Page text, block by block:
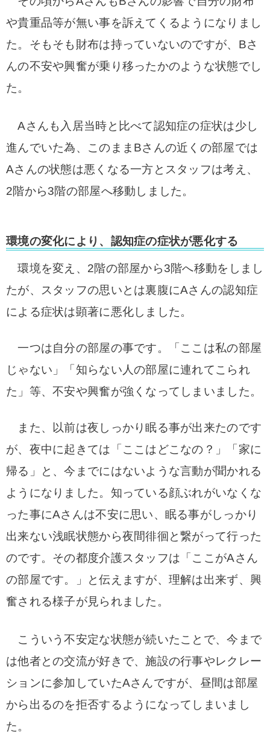
や貴重品等が無い事を訴えてくるようになりまし
た。そもそも財布は持っていないのですが、Bさ
んの不安や興奮が乗り移ったかのような状態でし
た。
Aさんも入居当時と比べて認知症の症状は少し
進んでいた為、このままBさんの近くの部屋では
Aさんの状態は悪くなる一方とスタッフは考え、
2階から3階の部屋へ移動しました。
環境の変化により、認知症の症状が悪化する
環境を変え、2階の部屋から3階へ移動をしまし
たが、スタッフの思いとは裏腹にAさんの認知症
による症状は顕著に悪化しました。
一つは自分の部屋の事です。「ここは私の部屋
じゃない」「知らない人の部屋に連れてこられ
た」等、不安や興奮が強くなってしまいました。
また、以前は夜しっかり眠る事が出来たのです
が、夜中に起きては「ここはどこなの？」「家に
帰る」と、今までにはないような言動が聞かれる
ようになりました。知っている顔ぶれがいなくな
った事にAさんは不安に思い、眠る事がしっかり
出来ない浅眠状態から夜間徘徊と繋がって行った
のです。 その都度介護スタッフは「ここがAさん
の部屋です。」と伝えますが、理解は出来ず、興
奮される様子が見られました。
こういう不安定な状態が続いたことで、今まで
は他者との交流が好きで、施設の行事やレクレー
ションに参加していたAさんですが、昼間は部屋
から出るのを拒否するようになってしまいまし
た。